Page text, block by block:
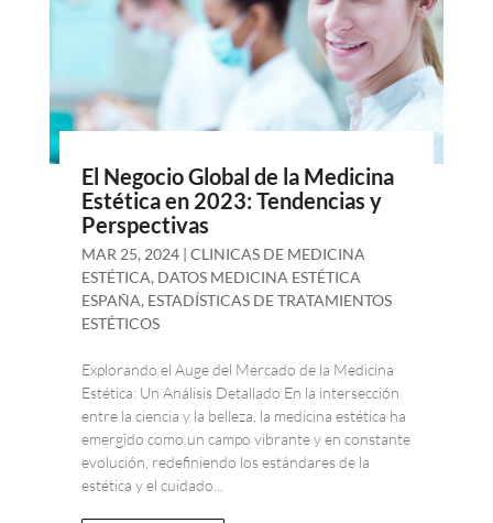
El Negocio Global de la Medicina
Estética en 2023: Tendencias y
Perspectivas
MAR 25, 2024| CLINICAS DE MEDICINA
ESTÉTICA, DATOS MEDICINA ESTÉTICA
ESPAÑA, ESTADÍSTICAS DE TRATAMIENTOS
ESTÉTICOS
Explorando el Auge del Mercado de la Medicina
Estética: Un Análisis Detallado En la intersección
entre la ciencia y la belleza, la medicina estética ha
emergido como un campo vibrante y en constante
evolución, redefiniendo los estándares de la
estética y el cuidado...